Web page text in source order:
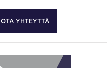
OTA YHTEYTTÄ